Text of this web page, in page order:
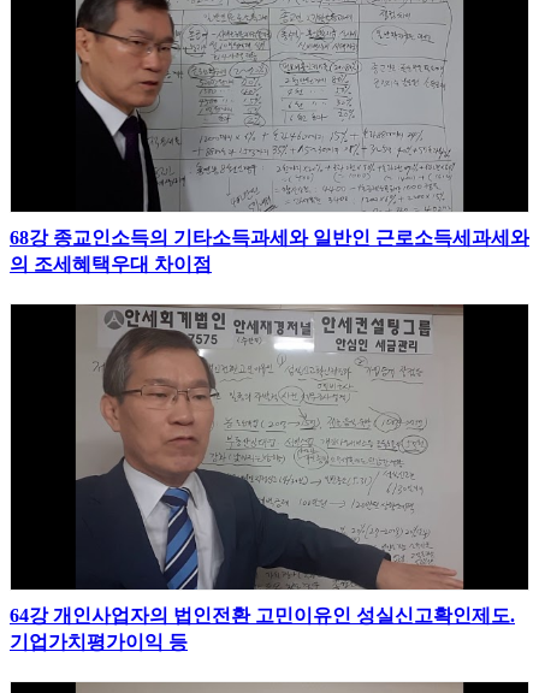
68강 종교인소득의 기타소득과세와 일반인 근로소득세과세와
의 조세혜택우대 차이점
64강 개인사업자의 법인전환 고민이유인 성실신고확인제도.
기업가치평가이익 등